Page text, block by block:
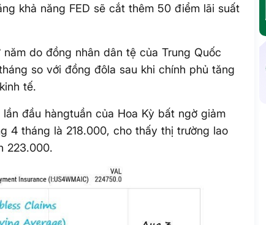
khả năng FED sẽ cắt thêm 50 điểm lãi suất
do đồng nhân dân tệ của Trung Quốc
so với đồng đôla sau khi chính phủ tăng
tế.
đầu hàngtuần của Hoa Kỳ bất ngờ giảm
4 tháng là 218.000, cho thấy thị trường lao
223.000.